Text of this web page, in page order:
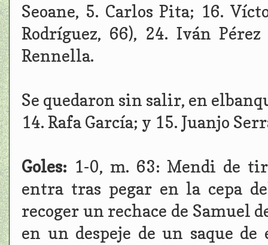
Seoane, 5. Carlos Pita; 16.
Rodríguez, 66), 24. Iván
Rennella.
Se quedaron sin salir, en
14. Rafa García; y 15. Juanjo
Goles: 1-0, m. 63: Mendi de
entra tras pegar en la cepa
recoger un rechace de Samuel
en un despeje de un saque de